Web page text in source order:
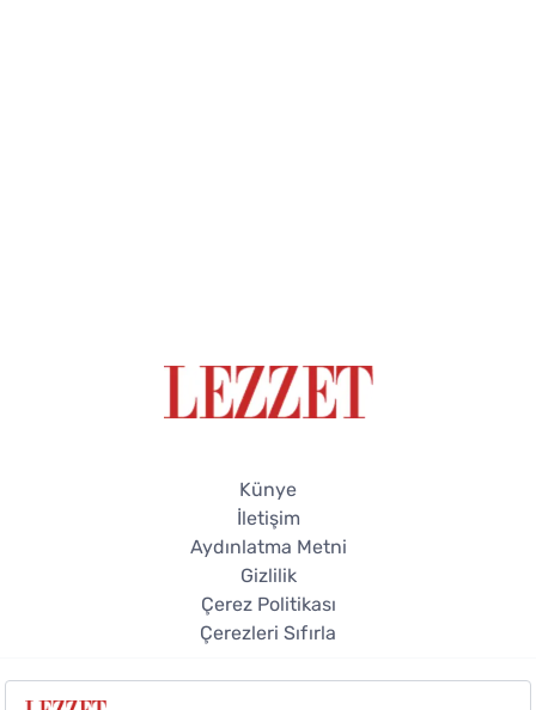
Künye
İletişim
Aydınlatma Metni
Gizlilik
Çerez Politikası
Çerezleri Sıfırla